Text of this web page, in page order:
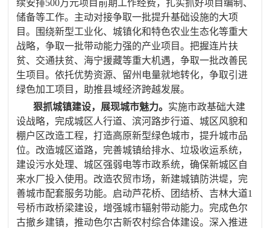
续安排500万元项目前期工作经费，扎实抓好项目编制、
储备等工作。主动对接争取一批提升基础设施的大项
目。围绕新型工业化、城镇化和特色农业生态化等重大
战略，争取一批带动能力强的产业项目。把握连片扶
贫、交通扶贫、海宁援藏等重大机遇，争取一批改善民
生项目。依托优势资源、留州电量就地转化，争取引进
绿色加工项目，助推县域经济跨越发展。
狠抓城镇建设，展现城市魅力。 实施市政基础大建
设战略，完成城区人行道、滨河路步行道、城区风貌和
棚户区改造工程，打造高原新型绿色城市，提升城市品
位。改造城区道路，完善城镇给排水、垃圾收运系统，
建设污水处理、城区强弱电等市政系统，确保新城区自
来水厂投入使用。改造农贸市场，新建城镇防洪堤，完
善城市配套服务功能。启动芦花桥、团结桥、吉林大道1
号桥市政桥梁建设，增强城市辐射带动能力。完成色尔
古撤乡建镇，推动色尔古新农村综合体建设。深入推进